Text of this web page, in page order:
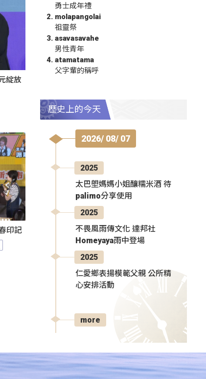
綻放
印記
勇士成年禮
molapangolai
祖靈祭
asavasavahe
男性青年
atamatama
父字輩的稱呼
歷史上的今天
2026/ 08/ 07
2025
太巴塱媽媽小姐釀糯米酒 待
palimo分享使用
2025
不畏風雨傳文化 達邦社
Homeyaya雨中登場
2025
仁愛鄉表揚模範父親 公所精
心安排活動
more